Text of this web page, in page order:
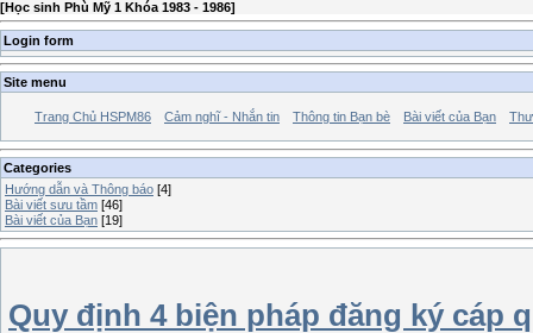
[Học sinh Phù Mỹ 1 Khóa 1983 - 1986]
Login form
Site menu
Trang Chủ HSPM86 Cảm nghĩ - Nhắn tin Thông tin Bạn bè Bài viết của Bạn
Categories
Hướng dẫn và Thông báo [4]
Bài viết sưu tầm [46]
Bài viết của Bạn [19]
Quy định 4 biện pháp đăng ký cáp